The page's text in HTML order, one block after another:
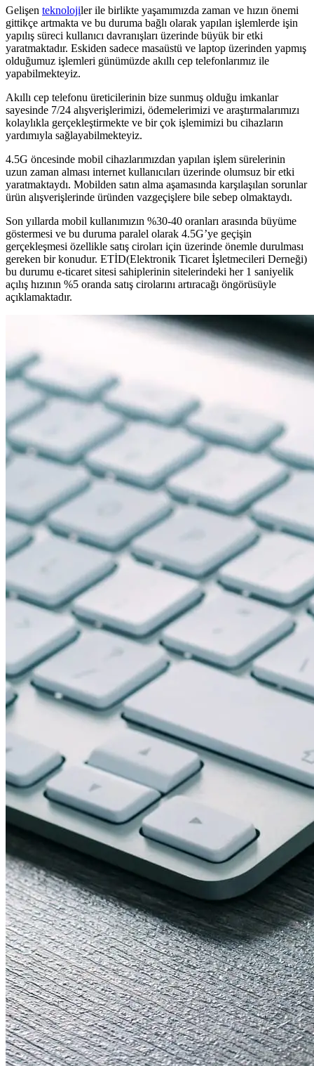
Gelişen teknolojiler ile birlikte yaşamımızda zaman ve hızın önemi
gittikçe artmakta ve bu duruma bağlı olarak yapılan işlemlerde işin
yapılış süreci kullanıcı davranışları üzerinde büyük bir etki
yaratmaktadır. Eskiden sadece masaüstü ve laptop üzerinden yapmış
olduğumuz işlemleri günümüzde akıllı cep telefonlarımız ile
yapabilmekteyiz.
Akıllı cep telefonu üreticilerinin bize sunmuş olduğu imkanlar
sayesinde 7/24 alışverişlerimizi, ödemelerimizi ve araştırmalarımızı
kolaylıkla gerçekleştirmekte ve bir çok işlemimizi bu cihazların
yardımıyla sağlayabilmekteyiz.
4.5G öncesinde mobil cihazlarımızdan yapılan işlem sürelerinin
uzun zaman alması internet kullanıcıları üzerinde olumsuz bir etki
yaratmaktaydı. Mobilden satın alma aşamasında karşılaşılan sorunlar
ürün alışverişlerinde üründen vazgeçişlere bile sebep olmaktaydı.
Son yıllarda mobil kullanımızın %30-40 oranları arasında büyüme
göstermesi ve bu duruma paralel olarak 4.5G’ye geçişin
gerçekleşmesi özellikle satış ciroları için üzerinde önemle durulması
gereken bir konudur. ETİD(Elektronik Ticaret İşletmecileri Derneği)
bu durumu e-ticaret sitesi sahiplerinin sitelerindeki her 1 saniyelik
açılış hızının %5 oranda satış cirolarını artıracağı öngörüsüyle
açıklamaktadır.